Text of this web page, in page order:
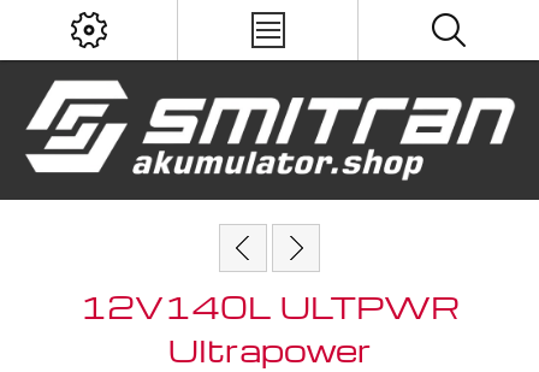
12V140L ULTPWR
Ultrapower